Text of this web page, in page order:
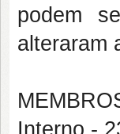
podem
alteraram
Interno -